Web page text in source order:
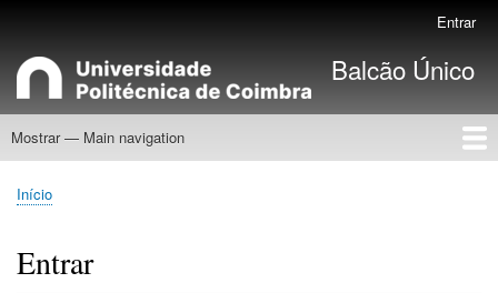
conteúdo
principal
utilizador
Entrar
Balcão Único
Main
Mostrar — Main navigation
Início
Concursos a Decorrer
Docentes convidados
Navegação
Início
Entrar